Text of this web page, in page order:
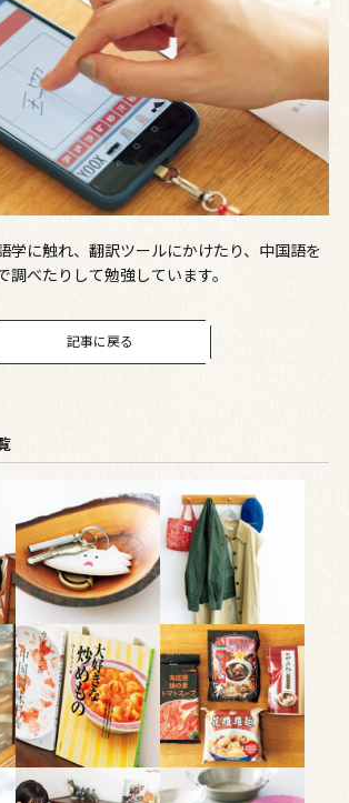
学に触れ、翻訳ツールにかけたり、中国語を
調べたりして勉強しています。
記事に戻る